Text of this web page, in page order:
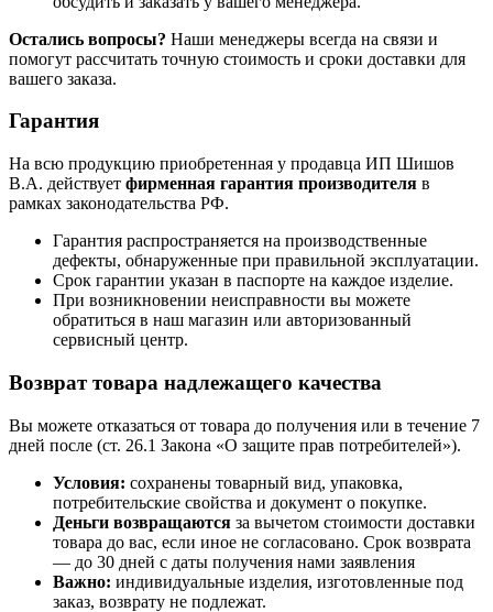
Остались вопросы? Наши менеджеры всегда на связи и
помогут рассчитать точную стоимость и сроки доставки для
вашего заказа.
Гарантия
На всю продукцию приобретенная у продавца ИП Шишов
В.А. действует фирменная гарантия производителя в
рамках законодательства РФ.
Гарантия распространяется на производственные
дефекты, обнаруженные при правильной эксплуатации.
Срок гарантии указан в паспорте на каждое изделие.
При возникновении неисправности вы можете
обратиться в наш магазин или авторизованный
сервисный центр.
Возврат товара надлежащего качества
Вы можете отказаться от товара до получения или в течение 7
дней после (ст. 26.1 Закона «О защите прав потребителей»).
Условия: сохранены товарный вид, упаковка,
потребительские свойства и документ о покупке.
Деньги возвращаются за вычетом стоимости доставки
товара до вас, если иное не согласовано. Срок возврата
— до 30 дней с даты получения нами заявления
Важно: индивидуальные изделия, изготовленные под
заказ, возврату не подлежат.